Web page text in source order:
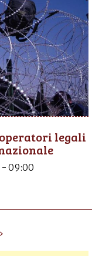
legali
- 09:00